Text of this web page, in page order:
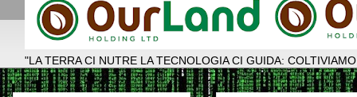
"LA TERRA CI NUTRE LA TECNOLOGIA CI GUIDA: